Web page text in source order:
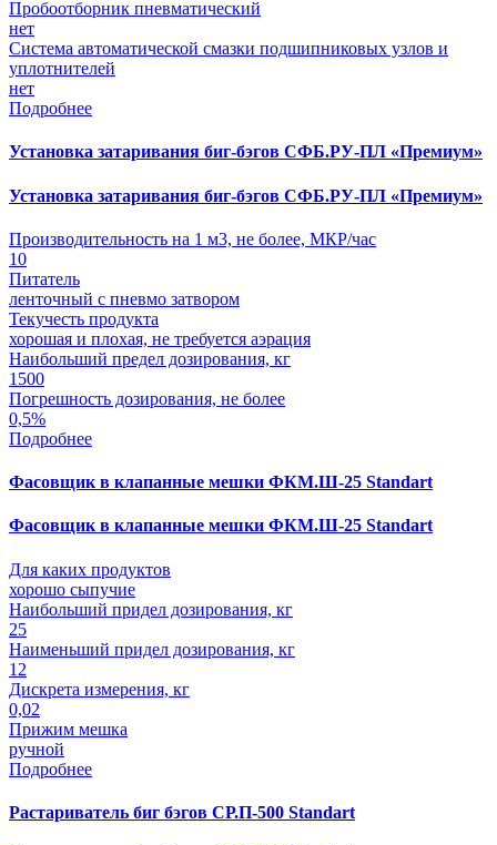
Пробоотборник пневматический
нет
Система автоматической смазки подшипниковых узлов и
уплотнителей
нет
Подробнее
Установка затаривания биг-бэгов СФБ.РУ-ПЛ «Премиум»
Установка затаривания биг-бэгов СФБ.РУ-ПЛ «Премиум»
Производительность на 1 м3, не более, МКР/час
10
Питатель
ленточный с пневмо затвором
Текучесть продукта
хорошая и плохая, не требуется аэрация
Наибольший предел дозирования, кг
1500
Погрешность дозирования, не более
0,5%
Подробнее
Фасовщик в клапанные мешки ФКМ.Ш-25 Standart
Фасовщик в клапанные мешки ФКМ.Ш-25 Standart
Для каких продуктов
хорошо сыпучие
Наибольший придел дозирования, кг
25
Наименьший придел дозирования, кг
12
Дискрета измерения, кг
0,02
Прижим мешка
ручной
Подробнее
Растариватель биг бэгов СР.П-500 Standart